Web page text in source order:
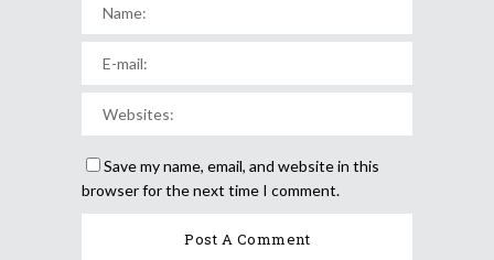
Save my name, email, and website in this
browser for the next time I comment.